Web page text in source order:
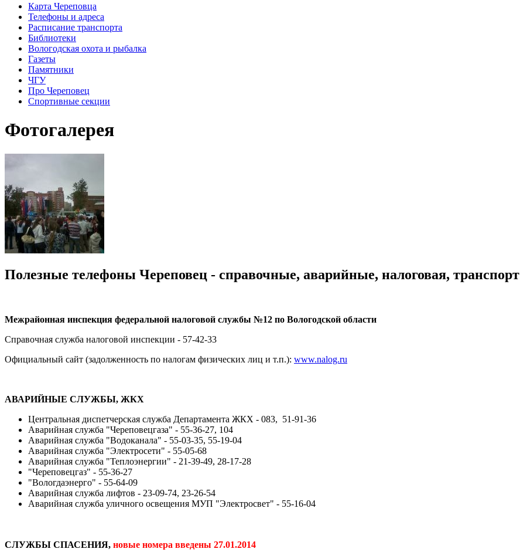
Карта Череповца
Телефоны и адреса
Расписание транспорта
Библиотеки
Вологодская охота и рыбалка
Газеты
Памятники
ЧГУ
Про Череповец
Спортивные секции
Фотогалерея
Полезные телефоны Череповец - справочные, аварийные, налоговая, транспорт
Межрайонная инспекция федеральной налоговой службы №12 по Вологодской области
Справочная служба налоговой инспекции - 57-42-33
Официальный сайт (задолженность по налогам физических лиц и т.п.): www.nalog.ru
АВАРИЙНЫЕ СЛУЖБЫ, ЖКХ
Центральная диспетчерская служба Департамента ЖКХ - 083, 51-91-36
Аварийная служба "Череповецгаза" - 55-36-27, 104
Аварийная служба "Водоканала" - 55-03-35, 55-19-04
Аварийная служба "Электросети" - 55-05-68
Аварийная служба "Теплоэнергии" - 21-39-49, 28-17-28
"Череповецгаз" - 55-36-27
"Вологдаэнерго" - 55-64-09
Аварийная служба лифтов - 23-09-74, 23-26-54
Аварийная служба уличного освещения МУП "Электросвет" - 55-16-04
СЛУЖБЫ СПАСЕНИЯ, новые номера введены 27.01.2014